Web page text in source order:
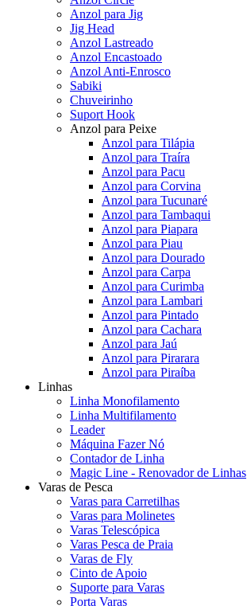
Anzol para Jig
Jig Head
Anzol Lastreado
Anzol Encastoado
Anzol Anti-Enrosco
Sabiki
Chuveirinho
Suport Hook
Anzol para Peixe
Anzol para Tilápia
Anzol para Traíra
Anzol para Pacu
Anzol para Corvina
Anzol para Tucunaré
Anzol para Tambaqui
Anzol para Piapara
Anzol para Piau
Anzol para Dourado
Anzol para Carpa
Anzol para Curimba
Anzol para Lambari
Anzol para Pintado
Anzol para Cachara
Anzol para Jaú
Anzol para Pirarara
Anzol para Piraíba
Linhas
Linha Monofilamento
Linha Multifilamento
Leader
Máquina Fazer Nó
Contador de Linha
Magic Line - Renovador de Linhas
Varas de Pesca
Varas para Carretilhas
Varas para Molinetes
Varas Telescópica
Varas Pesca de Praia
Varas de Fly
Cinto de Apoio
Suporte para Varas
Porta Varas